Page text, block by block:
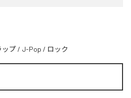
ップ / J-Pop / ロック